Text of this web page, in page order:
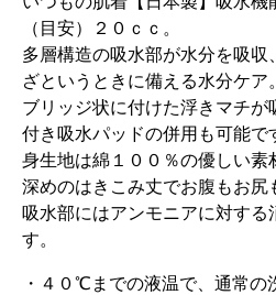
（目安）２０ｃｃ。
多層構造の吸水部が水分を吸収
ざというときに備える水分ケア。
ブリッジ状に付けた浮きマチが
付き吸水パッドの併用も可能で
身生地は綿１００％の優しい素
深めのはきこみ丈でお腹もお尻
吸水部にはアンモニアに対する
す。
・４０℃までの液温で、通常の